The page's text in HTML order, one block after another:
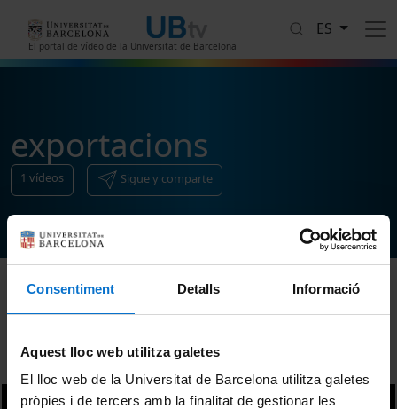
Consentiment Detalls Informació
Aquest lloc web utilitza galetes
El lloc web de la Universitat de Barcelona utilitza galetes
pròpies i de tercers amb la finalitat de gestionar les
El portal de vídeo de la Universitat de Barcelona
ES
exportacions
1 vídeos Sigue y comparte
Ordenar